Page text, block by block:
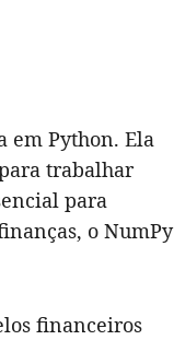
em Python. Ela
trabalhar
para
o NumPy
financeiros